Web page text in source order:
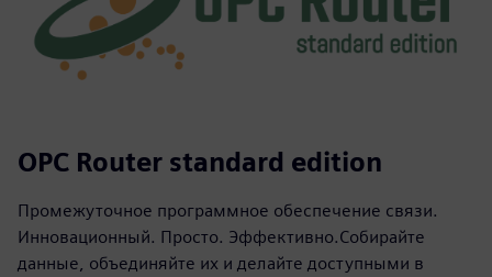
OPC Router standard edition
Промежуточное программное обеспечение связи.
Инновационный. Просто. Эффективно.Собирайте
данные, объединяйте их и делайте доступными в